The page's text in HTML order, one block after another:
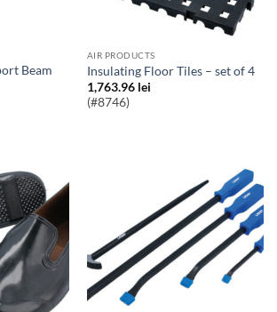
AIR PRODUCTS
Insulating Floor Tiles – set of 4
1,763.96 lei
(#8746)